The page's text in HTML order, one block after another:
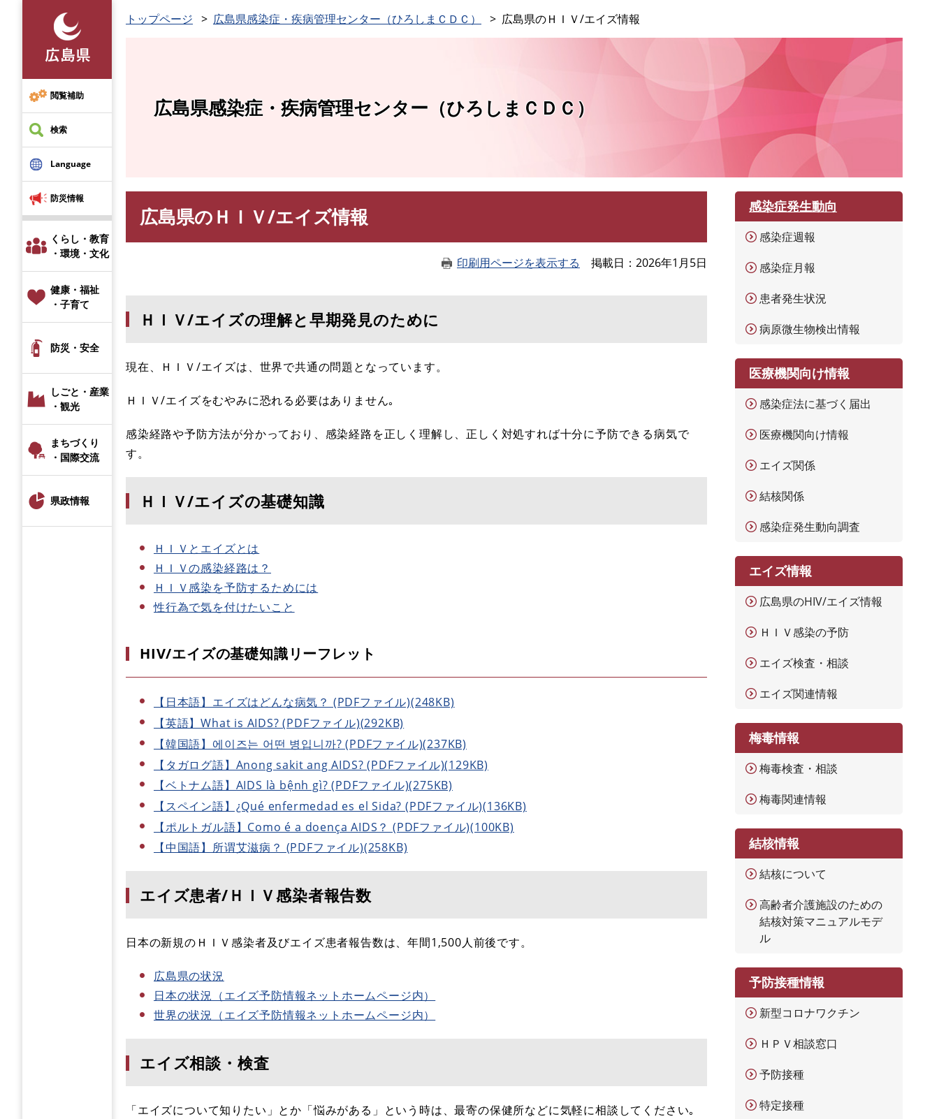
先
頭
で
す
閲覧補助
検索
Language
防災情報
くらし・教育
・環境・文化
健康・福祉
・子育て
防災・安全
しごと・産業
・観光
まちづくり
・国際交流
県政情報
トップページ 広島県感染症・疾病管理センター（ひろしまＣＤＣ） 広島県のＨＩＶ/エイズ情報
広島県感染症・疾病管理センター（ひろしまＣＤＣ）
広島県のＨＩＶ/エイズ情報
印刷用ページを表示する 掲載日 2026年1月5日
ＨＩＶ/エイズの理解と早期発見のために
現在、ＨＩＶ/エイズは、世界で共通の問題となっています。
ＨＩＶ/エイズをむやみに恐れる必要はありません｡
感染経路や予防方法が分かっており、感染経路を正しく理解し、正しく対処すれば十分に予防できる病気で
す。
ＨＩＶ/エイズの基礎知識
ＨＩＶとエイズとは
ＨＩＶの感染経路は？
ＨＩＶ感染を予防するためには
性行為で気を付けたいこと
HIV/エイズの基礎知識リーフレット
【日本語】エイズはどんな病気？ (PDFファイル)(248KB)
【英語】What is AIDS? (PDFファイル)(292KB)
【韓国語】에이즈는 어떤 병입니까? (PDFファイル)(237KB)
【タガログ語】Anong sakit ang AIDS? (PDFファイル)(129KB)
【ベトナム語】AIDS là bệnh gì? (PDFファイル)(275KB)
【スペイン語】¿Qué enfermedad es el Sida? (PDFファイル)(136KB)
【ポルトガル語】Como é a doença AIDS？ (PDFファイル)(100KB)
【中国語】所谓艾滋病？ (PDFファイル)(258KB)
エイズ患者/ＨＩＶ感染者報告数
日本の新規のＨＩＶ感染者及びエイズ患者報告数は、年間1,500人前後です。
広島県の状況
日本の状況（エイズ予防情報ネットホームページ内）
世界の状況（エイズ予防情報ネットホームページ内）
エイズ相談・検査
「エイズについて知りたい」とか「悩みがある」という時は、最寄の保健所などに気軽に相談してください｡
感染症発生動向
感染症週報
感染症月報
患者発生状況
病原微生物検出情報
医療機関向け情報
感染症法に基づく届出
医療機関向け情報
エイズ関係
結核関係
感染症発生動向調査
エイズ情報
広島県のHIV/エイズ情報
ＨＩＶ感染の予防
エイズ検査・相談
エイズ関連情報
梅毒情報
梅毒検査・相談
梅毒関連情報
結核情報
結核について
高齢者介護施設のための
結核対策マニュアルモデ
ル
予防接種情報
新型コロナワクチン
ＨＰＶ相談窓口
予防接種
特定接種